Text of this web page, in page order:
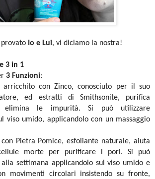
Io e Lui, vi diciamo la nostra!
3 in 1
3 Funzioni:
arricchito con Zinco, conosciuto per il suo
ed estratti di Smithsonite, purifica
elimina le impurità. Si può utilizzare
viso umido, applicandolo con un massaggio
Pietra Pomice, esfoliante naturale, aiuta
morte per purificare i pori. Si può
settimana applicandolo sul viso umido e
movimenti circolari insistendo su fronte,